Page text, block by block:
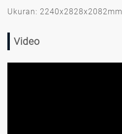
Ukuran: 2240x2828x2082mm
Video